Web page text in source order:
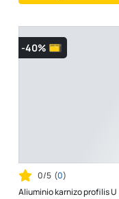
-40%
0/5 (0)
Aliuminio karnizo profilis U